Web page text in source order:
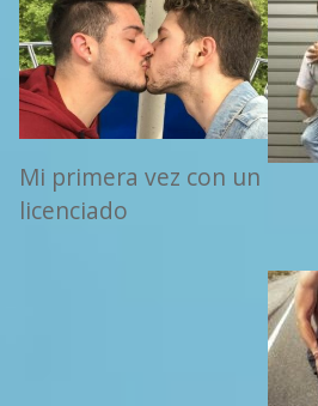
Mi primera vez con un
licenciado